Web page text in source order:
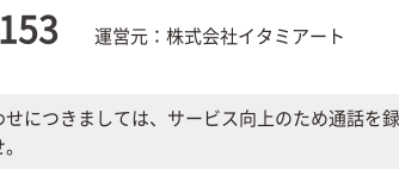
運営元：株式会社イタミアート
につきましては、サービス向上のため通話を